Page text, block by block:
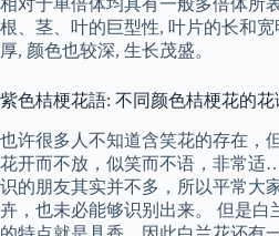
相对于单倍体均具有一般多倍体所
根、茎、叶的巨型性, 叶片的长和宽
厚, 颜色也较深, 生长茂盛。
紫色桔梗花語: 不同颜色桔梗花的花
也许很多人不知道含笑花的存在，
花开而不放，似笑而不语，非常适
识的朋友其实并不多，所以平常大
卉，也未必能够识别出来。 但是白